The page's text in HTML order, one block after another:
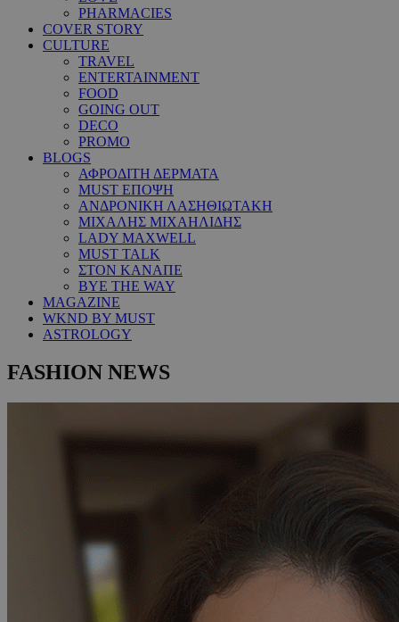
PHARMACIES
COVER STORY
CULTURE
TRAVEL
ENTERTAINMENT
FOOD
GOING OUT
DECO
PROMO
BLOGS
ΑΦΡΟΔΙΤΗ ΔΕΡΜΑΤΑ
MUST ΕΠΟΨΗ
ΑΝΔΡΟΝΙΚΗ ΛΑΣΗΘΙΩΤΑΚΗ
ΜΙΧΑΛΗΣ ΜΙΧΑΗΛΙΔΗΣ
LADY MAXWELL
MUST TALK
ΣΤΟΝ ΚΑΝΑΠΕ
BYE THE WAY
MAGAZINE
WKND BY MUST
ASTROLOGY
FASHION NEWS